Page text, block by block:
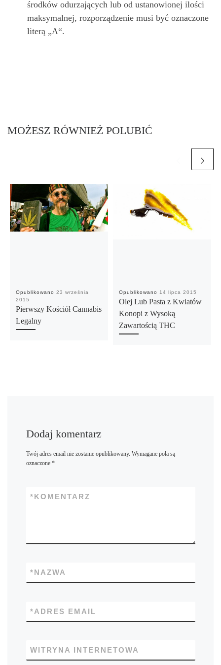
środków odurzających lub od ustanowionej ilości
maksymalnej, rozporządzenie musi być oznaczone
literą „A“.
MOŻESZ RÓWNIEŻ POLUBIĆ
Opublikowano 23 września
2015
Pierwszy Kościół Cannabis
Legalny
Opublikowano 14 lipca 2015
Olej Lub Pasta z Kwiatów
Konopi z Wysoką
Zawartością THC
Dodaj komentarz
Twój adres email nie zostanie opublikowany. Wymagane pola są
oznaczone *
KOMENTARZ
*
NAZWA
*
ADRES EMAIL
*
WITRYNA INTERNETOWA